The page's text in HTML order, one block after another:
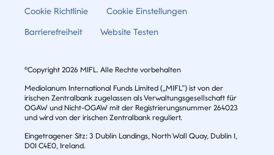
Cookie Richtlinie Cookie Einstellungen
Barrierefreiheit Website Testen
©Copyright 2026 MIFL. Alle Rechte vorbehalten
Mediolanum International Funds Limited („MIFL”) ist von der
irischen Zentralbank zugelassen als Verwaltungsgesellschaft für
OGAW und Nicht-OGAW mit der Registrierungsnummer 264023
und wird von der irischen Zentralbank reguliert.
Eingetragener Sitz: 3 Dublin Landings, North Wall Quay, Dublin 1,
D01 C4E0, Ireland.